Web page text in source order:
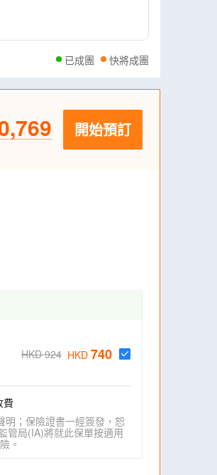
已成團 快將成團
開始預訂
HKD 924 HKD 740
費
明；保險證書一經簽發，恕
管局(IA)將就此保單按適用
。